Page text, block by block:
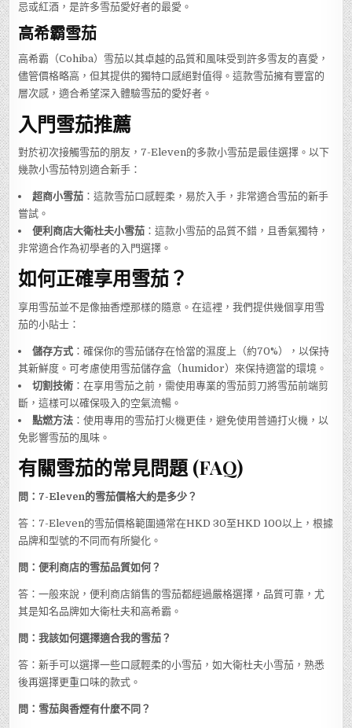
忌或紅酒，是許多雪茄愛好者的最愛。
高希霸雪茄
高希霸（Cohiba）雪茄以其卓越的品質和風味受到許多雪友的喜愛，
儘管價格略高，但其提供的獨特口感絕對值得。這款雪茄擁有豐富的
層次感，適合希望深入體驗雪茄的愛好者。
入門雪茄推薦
對於初次接觸雪茄的朋友，7-Eleven的多款小雪茄是最佳選擇。以下
幾款小雪茄特別適合新手：
超商小雪茄 ：這款雪茄口感輕柔，易於入手，非常適合雪茄的新手
嘗試。
便利商店大衛杜夫小雪茄 ：這款小雪茄的品質不錯，且香氣獨特，
非常適合作為初學者的入門選擇。
如何正確享用雪茄？
享用雪茄並不是像抽香煙那樣的隨意。在這裡，我們提供幾個享用雪
茄的小貼士：
儲存方式 ：確保你的雪茄儲存在恰當的濕度上（約70%），以保持
其新鮮度。可考慮使用雪茄儲存盒（humidor）來保持適當的環境。
切割技術 ：在享用雪茄之前，需使用專業的雪茄剪刀將雪茄前端剪
斷，這樣可以確保吸入的空氣流暢。
點燃方法 ：使用專用的雪茄打火機更佳，避免使用普通打火機，以
免影響雪茄的風味。
有關雪茄的常見問題 (FAQ)
問：7-Eleven的雪茄價格大約是多少？
答：7-Eleven的雪茄價格範圍通常在HKD 30至HKD 100以上，根據
品牌和型號的不同而有所變化。
問：便利商店的雪茄品質如何？
答：一般來說，便利商店銷售的雪茄都經過嚴格選擇，品質可靠，尤
其是知名品牌如大衛杜夫和高希霸。
問：我該如何選擇適合我的雪茄？
答：新手可以選擇一些口感輕柔的小雪茄，如大衛杜夫小雪茄，熟悉
後再選擇更重口味的款式。
問：雪茄與香煙有什麼不同？